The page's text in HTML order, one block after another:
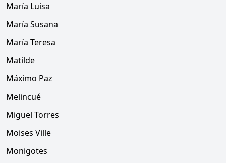
María Luisa
María Susana
María Teresa
Matilde
Máximo Paz
Melincué
Miguel Torres
Moises Ville
Monigotes